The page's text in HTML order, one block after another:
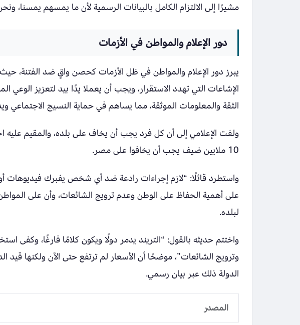
مشيرًا إلى الالتزام الكامل بالبيانات الرسمية لأن ما يمسهم
دور الإعلام والمواطن في الأزمات
يبرز دور الإعلام والمواطن في ظل الأزمات كحصن واقٍ ضد الفتنة،
الإشاعات التي تهدد الاستقرار، ويجب أن يعملا يدًا بيد لتعزيز
الثقة والمعلومات الموثقة، مما يساهم في حماية النسيج الاجتماعي
ولفت الإعلامي إلى أن كل فرد يجب أن يخاف على بلده، والمقيم عليه
10 ملايين ضيف يجب أن يخافوا على مصر.
واستطرد قائلًا: “لازم إجراءات رادعة ضد أي شخص يفبرك
على أهمية الحفاظ على الوطن وعدم ترويج الشائعات، وأن على
لبلده.
واختتم حديثه بالقول: “التريند يدمر دولًا ويكون كلامًا فارغًا، وكفى
وترويج الشائعات”، موضحًا أن الأسعار لم ترتفع حتى الآن ولكنها قيد
الدولة ذلك عبر بيان رسمي.
المصدر